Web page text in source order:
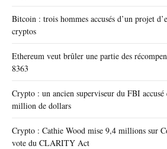
Bitcoin : trois hommes accusés d’un projet
cryptos
Ethereum veut brûler une partie des
8363
Crypto : un ancien superviseur du FBI accusé
million de dollars
Crypto : Cathie Wood mise 9,4 millions sur
vote du CLARITY Act